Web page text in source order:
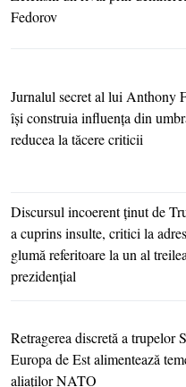
Fedorov
Jurnalul secret al lui Anthony
îşi construia influenţa din
reducea la tăcere criticii
Discursul incoerent ţinut de
a cuprins insulte, critici la
glumă referitoare la un al
prezidenţial
Retragerea discretă a trupelor
Europa de Est alimentează
aliaţilor NATO